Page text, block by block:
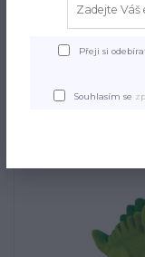
Mini
cm,
Přeji si
Souhlasím se